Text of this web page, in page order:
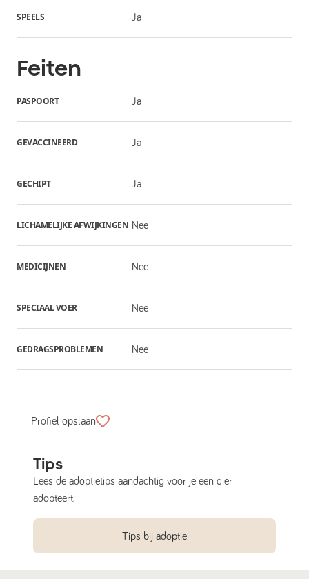
SPEELS Ja
Feiten
PASPOORT Ja
GEVACCINEERD Ja
GECHIPT Ja
LICHAMELIJKE AFWIJKINGEN Nee
MEDICIJNEN Nee
SPECIAAL VOER Nee
GEDRAGSPROBLEMEN Nee
Profiel opslaan
Tips
Lees de adoptietips aandachtig voor je een dier
adopteert.
Tips bij adoptie